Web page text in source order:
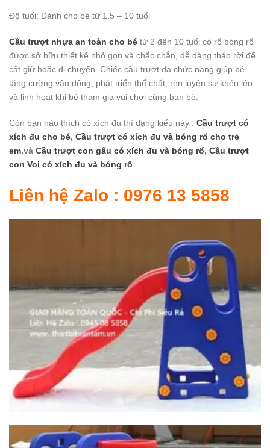
Độ tuổi: Dành cho bé từ 1.5 – 10 tuổi
Cầu trượt nhựa an toàn cho bé từ 2 đến 10 tuổi có rổ bóng rổ
được sở hữu thiết kế nhỏ gọn và chắc chắn, dễ dàng tháo rời để
cất giữ hoặc di chuyển. Chiếc cầu trượt đa chức năng giúp bé
tăng cường vận động, phát triển thể chất, rèn luyện sự khéo léo,
và linh hoạt khi bé tham gia vui chơi cùng bạn bè.
Còn bạn nào thích có xích đu thì dạng kiểu này : Cầu trượt có
xích đu cho bé, Cầu trượt có xích đu và bóng rổ cho trẻ
em,và Cầu trượt con gấu có xích đu và bóng rổ, Cầu trượt
con Voi có xích đu và bóng rổ
Liên hệ Zalo : 0976 13 5858